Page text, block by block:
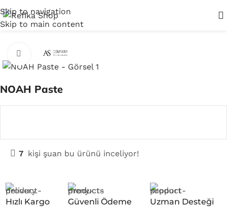
Skip to navigation
Skip to main content
Ana Sayfa Yardımcı Araçlar
Click to enlarge
NOAH Paste
7 kişi şuan bu ürünü inceliyor!
Hızlı Kargo Güvenli Ödeme Uzman Desteği